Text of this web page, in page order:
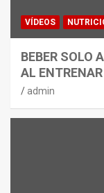
VÍDEOS
BEBER SOLO
AL
admin